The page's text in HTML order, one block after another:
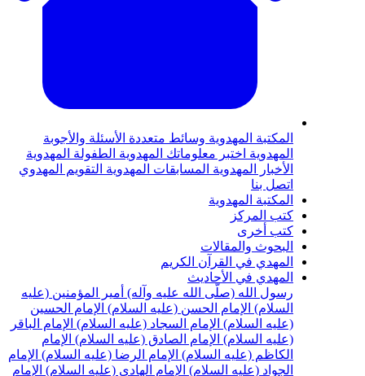
المكتبة المهدويةوسائط متعددةالأسئلة والأجوبة
اختبر معلوماتك المهدويةالطفولة المهدوية
الأخبار المهدويةالمسابقات المهدويةالتقويم المهدوي
المكتبة المهدوية
كتب المركز
كتب أخرى
البحوث والمقالات
المهدي في القرآن الكريم
المهدي في الأحاديث
رسول الله (صلّى الله عليه وآله)أمير المؤمنين (عليه
الإمام الحسن (عليه السلام)الإمام الحسين
(عليه السلام)الإمام السجاد (عليه السلام)الإمام الباقر
(عليه السلام)الإمام الصادق (عليه السلام)الإمام
الكاظم (عليه السلام)الإمام الرضا (عليه السلام)الإمام
الجواد (عليه السلام)الإمام الهادي (عليه السلام)الإمام